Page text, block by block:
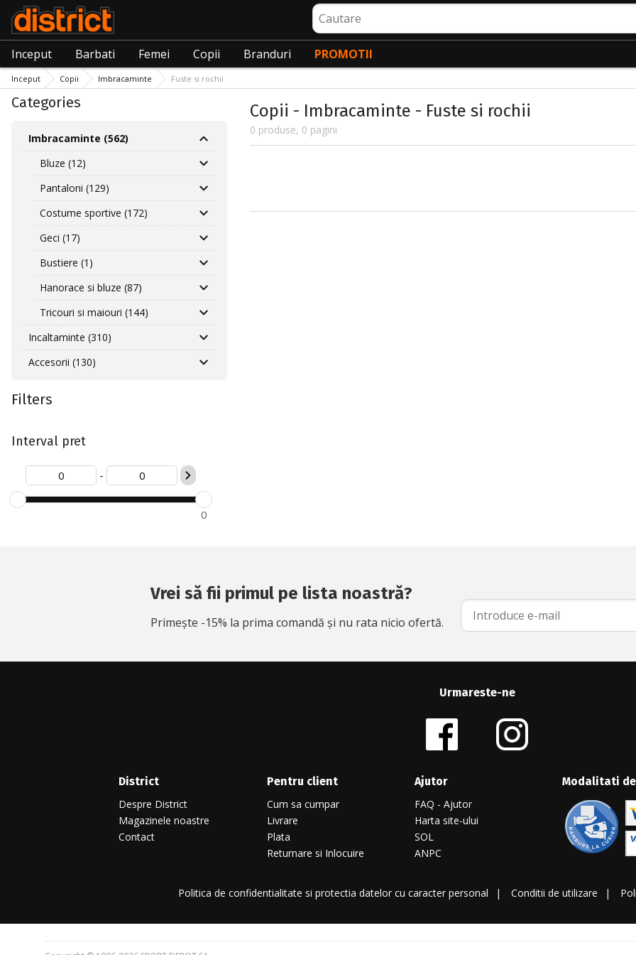
Cautare
Inceput Barbati Femei Copii Branduri PROMOTII
Inceput Copii Imbracaminte Fuste si rochii
Categories
Imbracaminte (562)
Bluze (12)
Pantaloni (129)
Costume sportive (172)
Geci (17)
Bustiere (1)
Hanorace si bluze (87)
Tricouri si maiouri (144)
Incaltaminte (310)
Accesorii (130)
Filters
Interval pret
-
0
Copii - Imbracaminte - Fuste si rochii
0 produse, 0 pagini
Vrei să fii primul pe lista noastră?
Primește -15% la prima comandă și nu rata nicio ofertă.
Urmareste-ne
District
Despre District
Magazinele noastre
Contact
Pentru client
Cum sa cumpar
Livrare
Plata
Returnare si Inlocuire
Ajutor
FAQ - Ajutor
Harta site-ului
SOL
ANPC
Modalitati
Politica de confidentialitate si protectia datelor cu caracter personal Conditii de utilizare